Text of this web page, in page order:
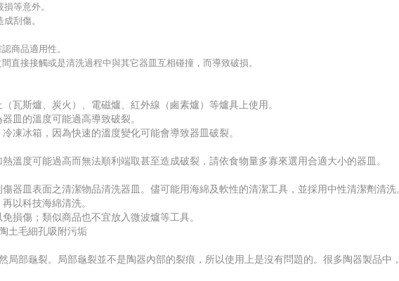
等意外。
刮傷。
商品適用性。
直接接觸或是清洗過程中與其它器皿互相碰撞，而導致破損。
瓦斯爐、炭火）、電磁爐、紅外線（鹵素爐）等爐具上使用。
皿的溫度可能過高導致破裂。
凍冰箱，因為快速的溫度變化可能會導致器皿破裂。
溫度可能過高而無法順利端取甚至造成破裂，請依食物量多寡來選用合適大小的器皿。
器皿表面之清潔物品清洗器皿。儘可能用海綿及軟性的清潔工具，並採用中性清潔劑清洗。
以科技海綿清洗。
損傷；類似商品也不宜放入微波爐等工具。
土毛細孔吸附污垢
部龜裂。局部龜裂並不是陶器內部的裂痕，所以使用上是沒有問題的。很多陶器製品中